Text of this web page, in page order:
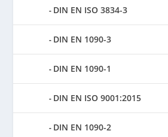
DIN EN ISO 3834-3
DIN EN 1090-3
DIN EN 1090-1
DIN EN ISO 9001:2015
DIN EN 1090-2